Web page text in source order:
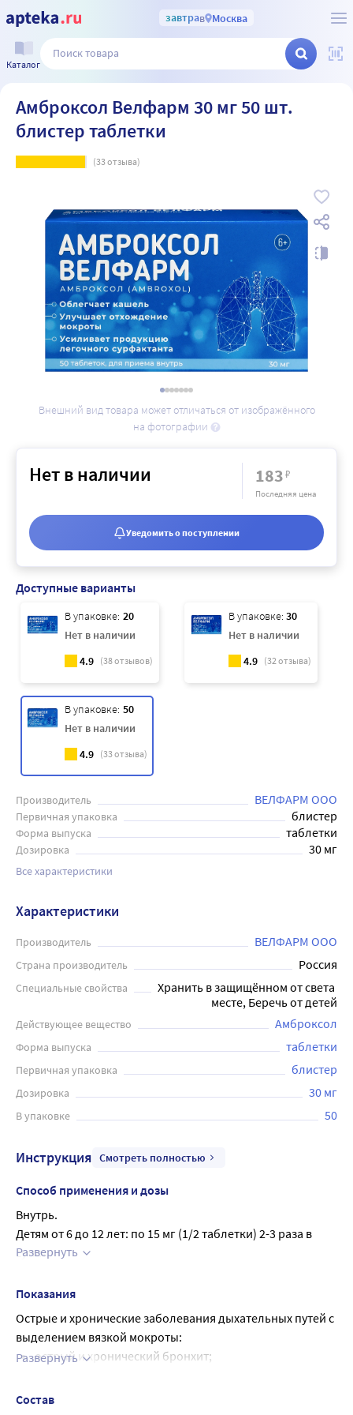
завтрав Москва
Каталог
Амброксол Велфарм 30 мг 50 шт.
блистер таблетки
(33отзыва)
Внешний вид товара может отличаться от изображённого
на фотографии
Доступные варианты
В упаковке: 20
Нет в наличии
4.9 (38отзывов)
В упаковке: 30
Нет в наличии
4.9
(32отзыва)
В упаковке: 50
Нет в наличии
4.9 (33отзыва)
Производитель ВЕЛФАРМ ООО
Первичная упаковка блистер
Форма выпуска таблетки
Дозировка 30 мг
Все характеристики
Нет в наличии 183₽
Последняя цена
Уведомить о поступлении
Характеристики
Производитель ВЕЛФАРМ ООО
Страна производитель Россия
Специальные свойства
Хранить в защищённом от света
месте, Беречь от детей
Действующее вещество Амброксол
Форма выпуска таблетки
Первичная упаковка блистер
Дозировка 30 мг
В упаковке 50
Инструкция Смотреть полностью
Способ применения и дозы
Внутрь.
Детям от 6 до 12 лет: по 15 мг (1/2 таблетки) 2-3 раза в
сутки.
раза в сутки.
При необходимости для усиления терапевтического
эффекта можно назначать по 60 мг (2 таблетки) 2 раза в
сутки. Препарат принимают, запивая жидкостью.
Принимать таблетки можно независимо от приема пищи.
4-5 дней от начала приема рекомендуется обратиться к
Развернуть
Показания
Острые и хронические заболевания дыхательных путей с
выделением вязкой мокроты:
острый и хронический бронхит;
хроническая обструктивная болезнь легких;
Развернуть
Состав